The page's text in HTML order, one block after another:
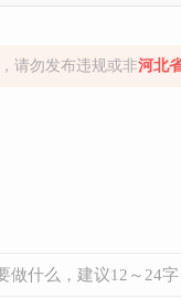
，请勿发布违规或非河北